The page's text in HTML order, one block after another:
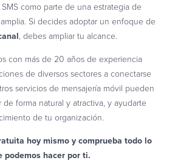
como parte de una estrategia de
Si decides adoptar un enfoque de
, debes ampliar tu alcance.
con más de 20 años de experiencia
de diversos sectores a conectarse
servicios de mensajería móvil pueden
forma natural y atractiva, y ayudarte
de tu organización.
hoy mismo y comprueba todo lo
podemos hacer por ti.